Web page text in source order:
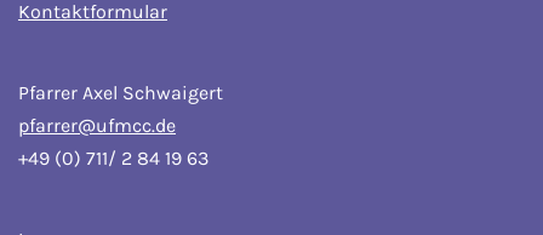
Kontaktformular
Pfarrer Axel Schwaigert
pfarrer@ufmcc.de
+49 (0) 711/ 2 84 19 63